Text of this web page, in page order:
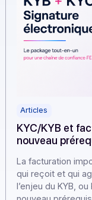
KYC/KYB et
nouveau